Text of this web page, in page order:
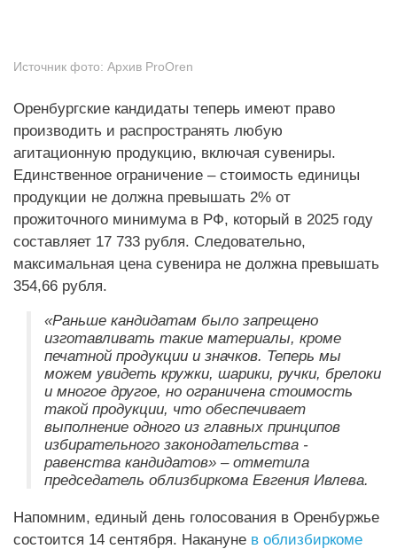
Источник фото: Архив ProOren
Оренбургские кандидаты теперь имеют право
производить и распространять любую
агитационную продукцию, включая сувениры.
Единственное ограничение – стоимость единицы
продукции не должна превышать 2% от
прожиточного минимума в РФ, который в 2025 году
составляет 17 733 рубля. Следовательно,
максимальная цена сувенира не должна превышать
354,66 рубля.
«Раньше кандидатам было запрещено
изготавливать такие материалы, кроме
печатной продукции и значков. Теперь мы
можем увидеть кружки, шарики, ручки, брелоки
и многое другое, но ограничена стоимость
такой продукции, что обеспечивает
выполнение одного из главных принципов
избирательного законодательства -
равенства кандидатов» – отметила
председатель облизбиркома Евгения Ивлева.
Напомним, единый день голосования в Оренбуржье
состоится 14 сентября. Накануне в облизбиркоме